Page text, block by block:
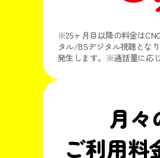
※25ヶ月目以降の料金は
タル/BSデジタル視聴とな
発生します。※通話量に応
月々
ご利用料